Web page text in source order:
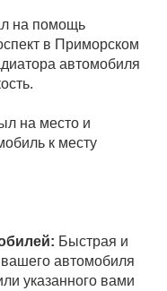
на помощь
в Приморском
автомобиля
на место и
к месту
Быстрая и
автомобиля
указанного вами